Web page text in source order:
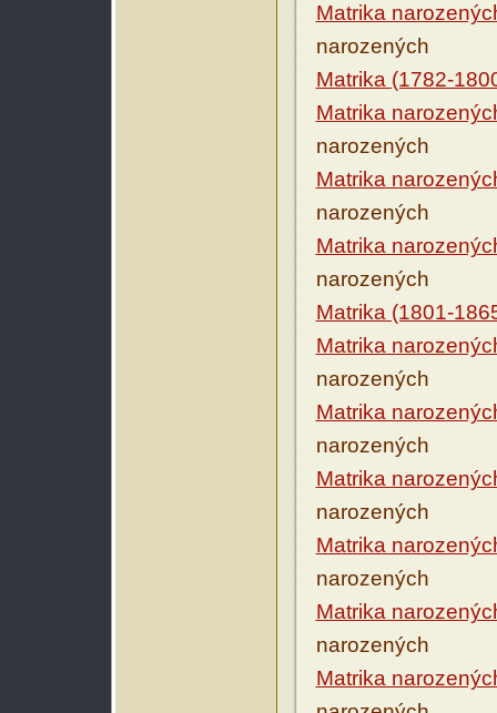
Matrika
narozených
Matrika (1782-
Matrika
narozených
Matrika
narozených
Matrika
narozených
Matrika (1801-
Matrika
narozených
Matrika
narozených
Matrika
narozených
Matrika
narozených
Matrika
narozených
Matrika